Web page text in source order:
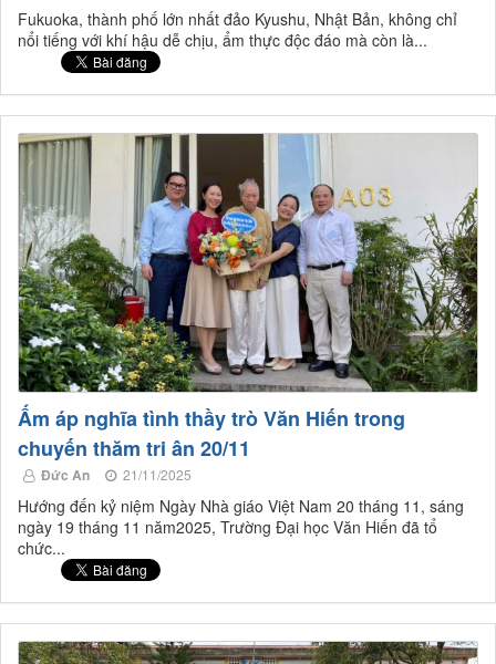
Fukuoka, thành phố lớn nhất đảo Kyushu, Nhật Bản, không chỉ
nổi tiếng với khí hậu dễ chịu, ẩm thực độc đáo mà còn là...
Ấm áp nghĩa tình thầy trò Văn Hiến trong
chuyến thăm tri ân 20/11
Đức An 21/11/2025
​Hướng đến kỷ niệm Ngày Nhà giáo Việt Nam 20 tháng 11, sáng
ngày 19 tháng 11 năm2025, Trường Đại học Văn Hiến đã tổ
chức...